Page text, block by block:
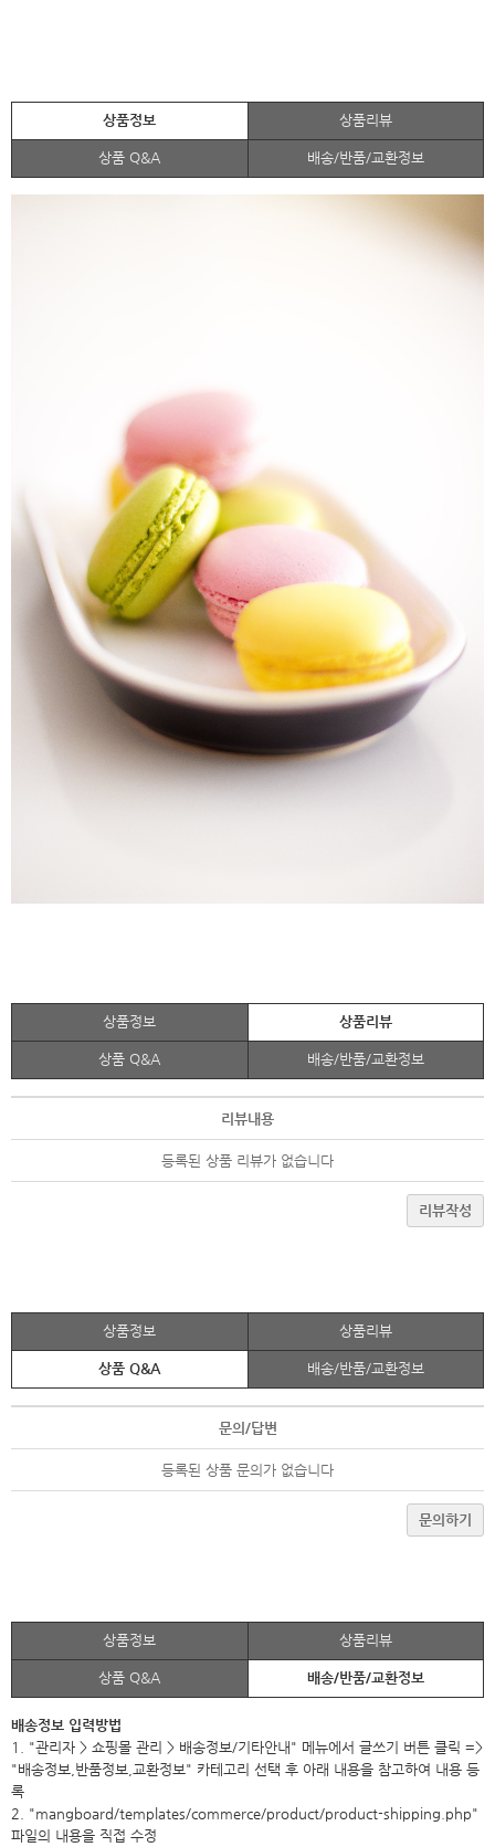
상품정보 상품리뷰
상품 Q&A 배송/반품/교환정보
상품정보 상품리뷰
상품 Q&A 배송/반품/교환정보
리뷰내용
등록된 상품 리뷰가 없습니다
리뷰작성
상품정보 상품리뷰
상품 Q&A 배송/반품/교환정보
문의/답변
등록된 상품 문의가 없습니다
문의하기
상품정보 상품리뷰
상품 Q&A 배송/반품/교환정보
배송정보 입력방법
1. "관리자 > 쇼핑몰 관리 > 배송정보/기타안내" 메뉴에서 글쓰기 버튼 클릭 =>
"배송정보,반품정보,교환정보" 카테고리 선택 후 아래 내용을 참고하여 내용 등
록
2. "mangboard/templates/commerce/product/product-shipping.php"
파일의 내용을 직접 수정